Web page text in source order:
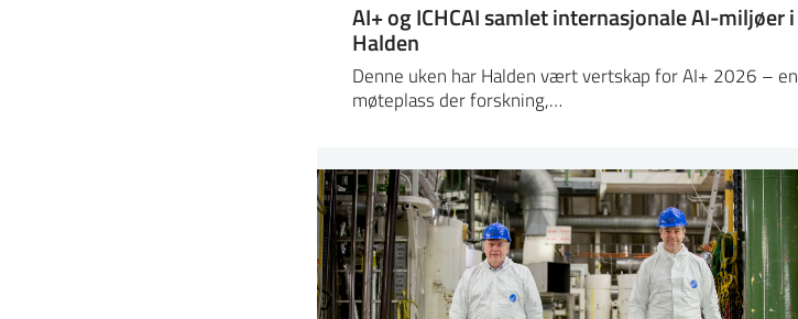
AI+ og ICHCAI samlet internasjonale AI-miljøer i
Halden
Denne uken har Halden vært vertskap for AI+ 2026 – en
møteplass der forskning,…